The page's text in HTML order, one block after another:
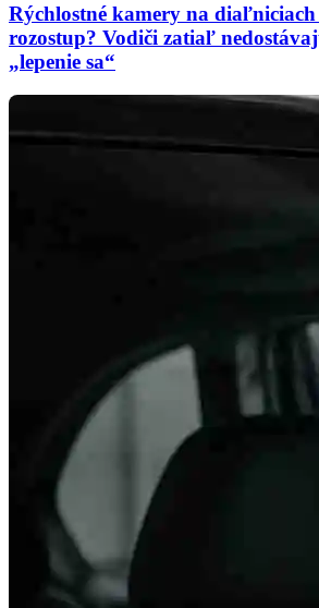
Rýchlostné kamery na
rozostup? Vodiči zatiaľ
„lepenie sa“